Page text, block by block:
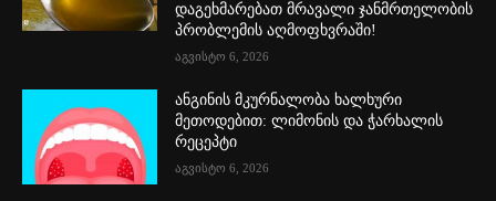
დაგეხმარებათ მრავალი ჯანმრთელობის
პრობლემის აღმოფხვრაში!
აგვისტო 6, 2026
ანგინის მკურნალობა ხალხური
მეთოდებით: ლიმონის და ჭარხალის
რეცეპტი
აგვისტო 6, 2026